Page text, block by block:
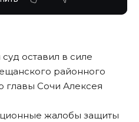
оставил в силе
районного
главы Сочи Алексея
жалобы защиты